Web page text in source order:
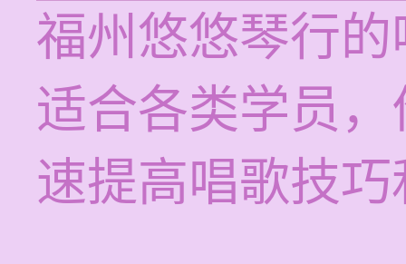
福州悠悠琴行
适合各类学员
速提高唱歌技